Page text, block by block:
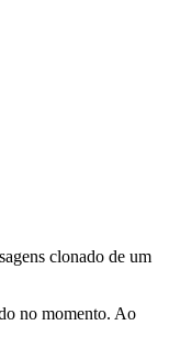
clonado de um
no momento. Ao